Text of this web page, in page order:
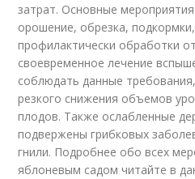
затрат. Основные
орошение, обрезка,
профилактически обработки
своевременное лечение
соблюдать данные
резкого снижения объемов
плодов. Также ослабленные
подвержены грибковых
гнили. Подробнее обо всех
яблоневым садом читайте в